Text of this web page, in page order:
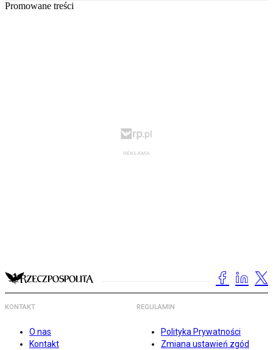
Promowane treści
KONTAKT
O nas
Kontakt
REGULAMIN
Polityka Prywatności
Zmiana ustawień zgód